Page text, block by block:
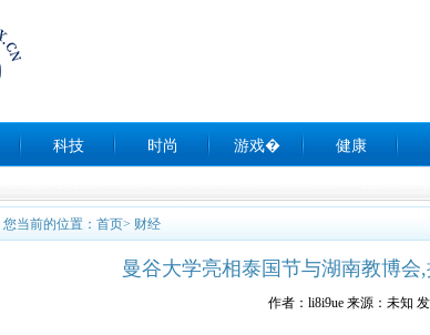
科技 时尚 游戏� 健康
您当前的位置： 首页> 财经
曼谷大学亮相泰国节与湖南教博
作者：li8i9ue 来源：未知